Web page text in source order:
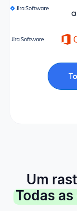
Um
Todas